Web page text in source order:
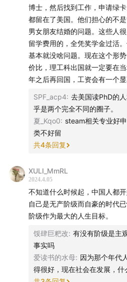
博士，然后找到工作，申请绿
都留在了美国。他们担心的不
男女朋友结婚的问题。这些人
留学费用的，全凭奖学金过活
基本就没啥问题。现在这个形
价比，理工科出国就一定要在
年之后再回国，工资会有一个显
SPF_acp4: 去美国读PhD的
乎是两个完全不同的圈子。
夏_Kqo0: steam相关专业好
类不好留
共4条回复
XULI_MmRL
2024.4.05
不知道什么时候起，中国人都
自己是无产阶级而自豪的时代
阶级作为最大的人生目标。
馁肆巨粑改: 有没有阶级是主
事实吗
爱读书的水母: 因为那个年代
得很好，现在社会在发展，